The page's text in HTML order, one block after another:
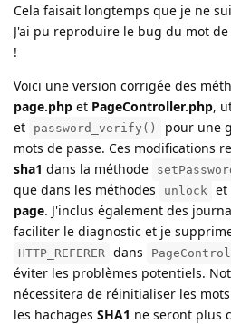
Cela faisait longtemps que je ne
J'ai pu reproduire le bug du mot
!
Voici une version corrigée des
page.php et PageController.php,
et password_verify()
pour une
mots de passe. Ces modifications
sha1 dans la méthode
que dans les méthodes
unlock et
page. J'inclus également des
faciliter le diagnostic et je
HTTP_REFERER dans
éviter les problèmes potentiels.
nécessitera de réinitialiser les
les hachages SHA1 ne seront plus